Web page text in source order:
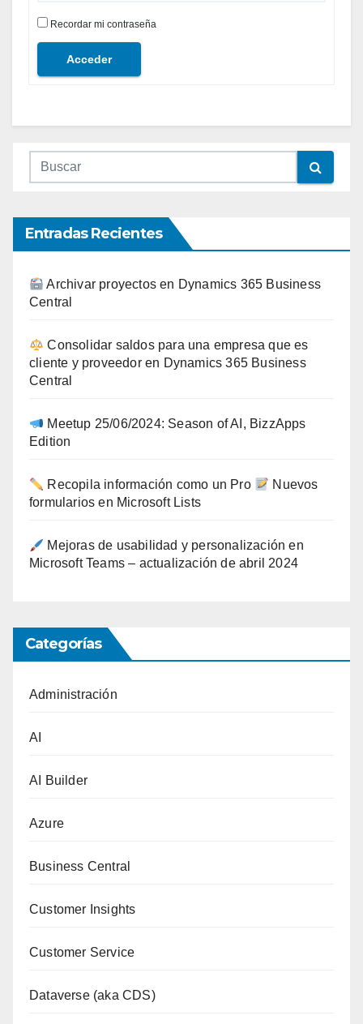
Recordar mi contraseña
Acceder
Entradas Recientes
Archivar proyectos en Dynamics 365 Business
Central
Consolidar saldos para una empresa que es
cliente y proveedor en Dynamics 365 Business
Central
Meetup 25/06/2024: Season of AI, BizzApps
Edition
Recopila información como un Pro
Nuevos
formularios en Microsoft Lists
Mejoras de usabilidad y personalización en
Microsoft Teams – actualización de abril 2024
Categorías
Administración
AI
AI Builder
Azure
Business Central
Customer Insights
Customer Service
Dataverse (aka CDS)